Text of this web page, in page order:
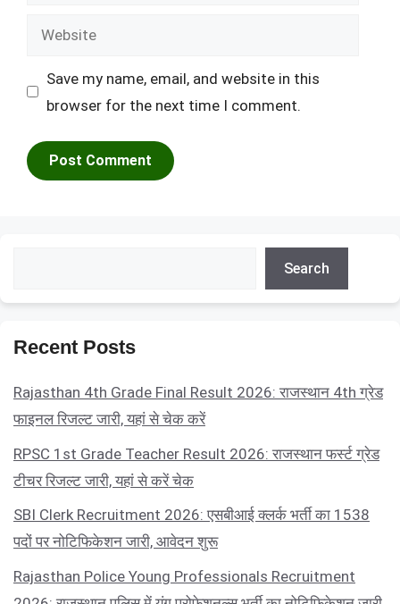
Website
Save my name, email, and website in this
browser for the next time I comment.
Search
Recent Posts
Rajasthan 4th Grade Final Result 2026: राजस्थान 4th ग्रेड
फाइनल रिजल्ट जारी, यहां से चेक करें
RPSC 1st Grade Teacher Result 2026: राजस्थान फर्स्ट ग्रेड
टीचर रिजल्ट जारी, यहां से करें चेक
SBI Clerk Recruitment 2026: एसबीआई क्लर्क भर्ती का 1538
पदों पर नोटिफिकेशन जारी, आवेदन शुरू
Rajasthan Police Young Professionals Recruitment